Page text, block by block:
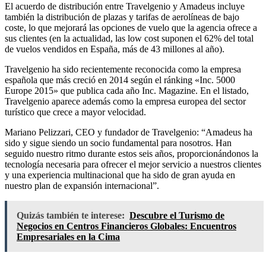
El acuerdo de distribución entre Travelgenio y Amadeus incluye
también la distribución de plazas y tarifas de aerolíneas de bajo
coste, lo que mejorará las opciones de vuelo que la agencia ofrece a
sus clientes (en la actualidad, las low cost suponen el 62% del total
de vuelos vendidos en España, más de 43 millones al año).
Travelgenio ha sido recientemente reconocida como la empresa
española que más creció en 2014 según el ránking «Inc. 5000
Europe 2015» que publica cada año Inc. Magazine. En el listado,
Travelgenio aparece además como la empresa europea del sector
turístico que crece a mayor velocidad.
Mariano Pelizzari, CEO y fundador de Travelgenio: “Amadeus ha
sido y sigue siendo un socio fundamental para nosotros. Han
seguido nuestro ritmo durante estos seis años, proporcionándonos la
tecnología necesaria para ofrecer el mejor servicio a nuestros clientes
y una experiencia multinacional que ha sido de gran ayuda en
nuestro plan de expansión internacional”.
Quizás también te interese: Descubre el Turismo de
Negocios en Centros Financieros Globales: Encuentros
Empresariales en la Cima